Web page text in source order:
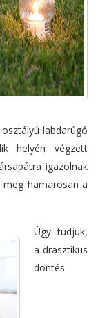
labdarúgó
helyén végzett
igazolnak
hamarosan a
Úgy tudjuk,
a drasztikus
döntés